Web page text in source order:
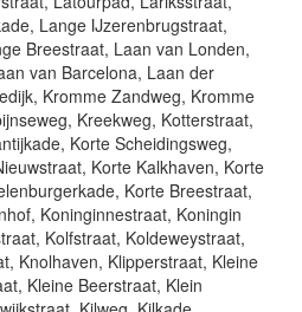
Lange IJzerenbrugstraat,
Breestraat, Laan van Londen,
van Barcelona, Laan der
Kromme Zandweg, Kromme
Kreekweg, Kotterstraat,
Korte Scheidingsweg,
Korte Kalkhaven, Korte
Korte Breestraat,
Koninginnestraat, Koningin
Kolfstraat, Koldeweystraat,
Knolhaven, Klipperstraat, Kleine
Kleine Beerstraat, Klein